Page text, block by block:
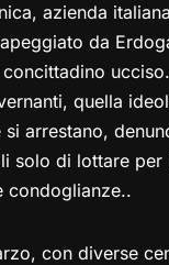
azienda
da
quella
arrestano,
solo di lottare
condoglianze..
con diverse